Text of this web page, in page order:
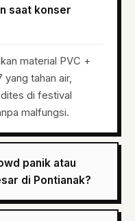
saat konser
material PVC +
yang tahan air,
di festival
malfungsi.
panik atau
di Pontianak?